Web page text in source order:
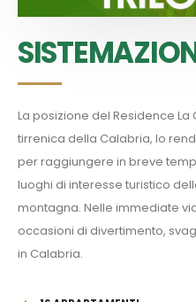
La posizione del Residence
tirrenica della Calabria, lo
per raggiungere in breve
luoghi di interesse turistico
montagna. Nelle immediate
occasioni di divertimento,
in Calabria.